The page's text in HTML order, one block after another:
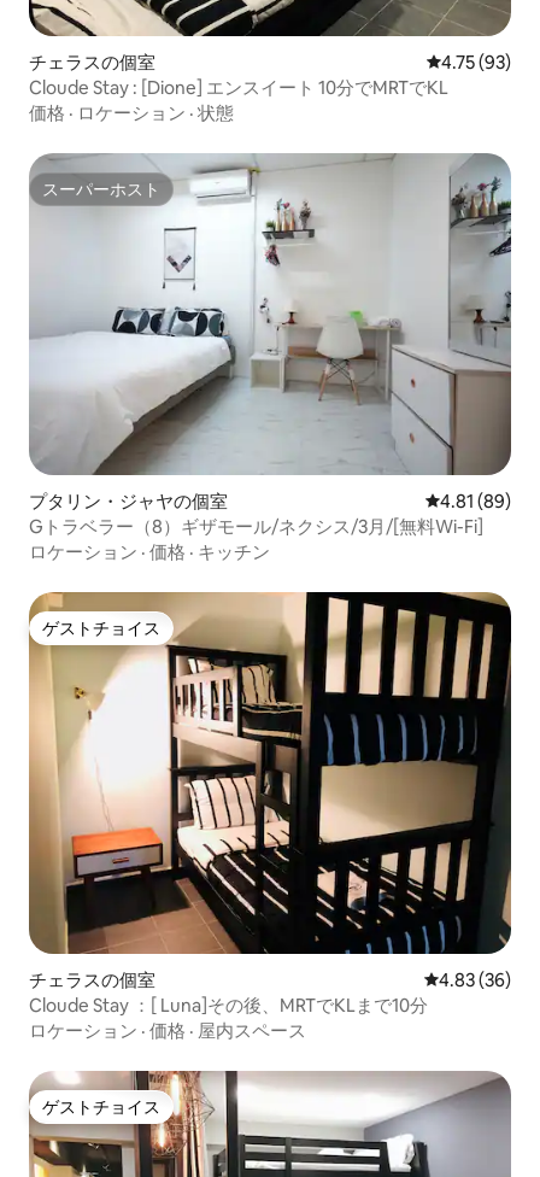
チェラスの個室 レビュー93
4.75 (93)
Cloude Stay : [Dione] エンスイート 10分でMRTでKL
価格 · ロケーション · 状態
スーパーホスト
スーパーホスト
プタリン・ジャヤの個室 レビュー89
4.81 (89)
Gトラベラー（8）ギザモール/ネクシス/3月/[無料Wi-Fi]
ロケーション · 価格 · キッチン
ゲストチョイス
ゲストチョイス
チェラスの個室 レビュー36
4.83 (36)
Cloude Stay ：[ Luna]その後、MRTでKLまで10分
ロケーション · 価格 · 屋内スペース
ゲストチョイス
ゲストチョイス